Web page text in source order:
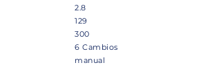
2.8
129
300
6 Cambios
manual